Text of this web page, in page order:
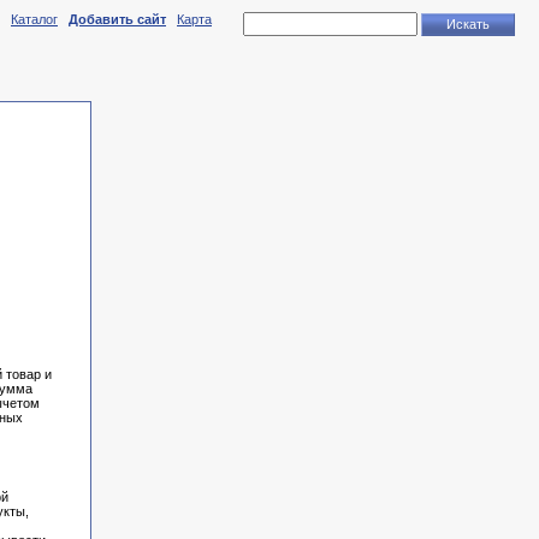
Каталог Добавить сайт Карта
товар и